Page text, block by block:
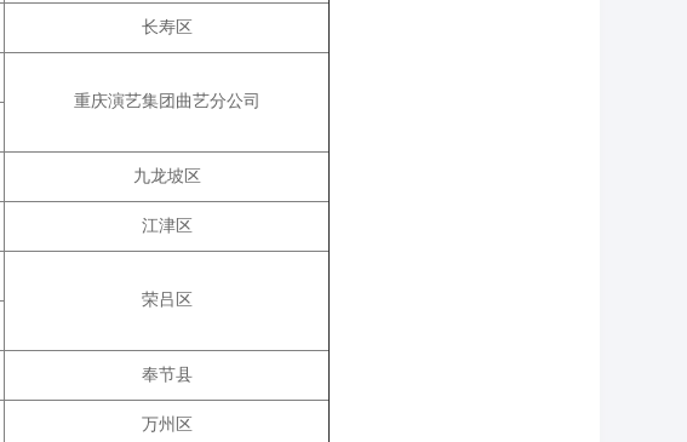
长寿区
重庆演艺集团曲艺分公司
九龙坡区
江津区
荣吕区
奉节县
万州区